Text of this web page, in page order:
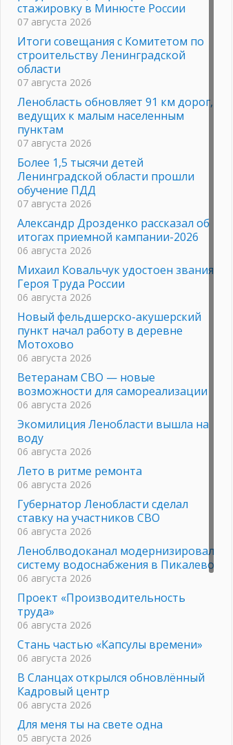
стажировку в Минюсте России
07 августа 2026
Итоги совещания с Комитетом по
строительству Ленинградской
области
07 августа 2026
Ленобласть обновляет 91 км дорог,
ведущих к малым населенным
пунктам
07 августа 2026
Более 1,5 тысячи детей
Ленинградской области прошли
обучение ПДД
07 августа 2026
Александр Дрозденко рассказал об
итогах приемной кампании-2026
06 августа 2026
Михаил Ковальчук удостоен звания
Героя Труда России
06 августа 2026
Новый фельдшерско-акушерский
пункт начал работу в деревне
Мотохово
06 августа 2026
Ветеранам СВО — новые
возможности для самореализации
06 августа 2026
Экомилиция Ленобласти вышла на
воду
06 августа 2026
Лето в ритме ремонта
06 августа 2026
Губернатор Ленобласти сделал
ставку на участников СВО
06 августа 2026
Леноблводоканал модернизировал
систему водоснабжения в Пикалево
06 августа 2026
Проект «Производительность
труда»
06 августа 2026
Стань частью «Капсулы времени»
06 августа 2026
В Сланцах открылся обновлённый
Кадровый центр
06 августа 2026
Для меня ты на свете одна
05 августа 2026